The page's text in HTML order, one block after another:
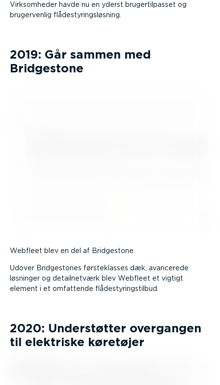
Virksom­heder havde nu en yderst bruger­til­passet og
bruger­venlig flådesty­rings­løsning.
2019: Går sammen med
Bridgestone
Webfleet blev en del af Bridgestone.
Udover Bridge­stones første­klasses dæk, avancerede
løsninger og detail­netværk blev Webfleet et vigtigt
element i et omfattende flådesty­rings­tilbud.
2020: Under­støtter overgangen
til elektriske køretøjer